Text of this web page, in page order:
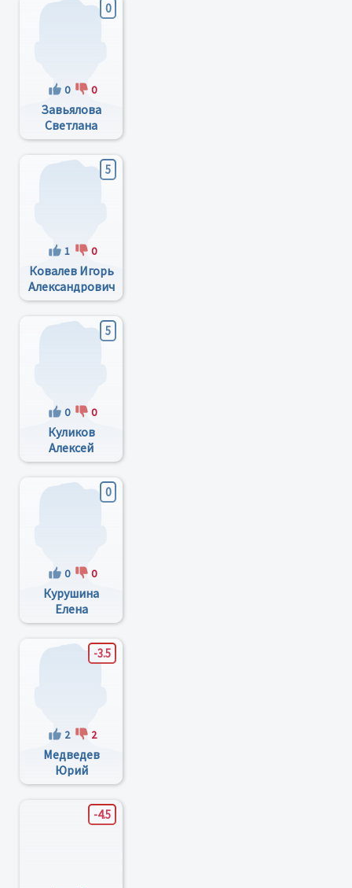
0
0 0
Завьялова
Светлана
Васильевна
5
1 0
Ковалев Игорь
Александрович
5
0 0
Куликов
Алексей
Михайлович
0
0 0
Курушина
Елена
Викторовна
-3.5
2 2
Медведев
Юрий
Андреевич (он
Же Медведь)
-4.5